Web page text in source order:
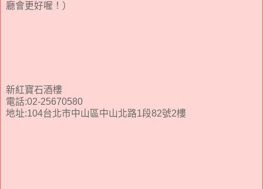
廳會更好喔！）
新紅寶石酒樓
電話:02-25670580
地址:104台北市中山區中山北路1段82號2樓